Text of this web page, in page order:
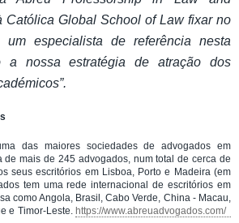
Católica Global School of Law fixar no
um especialista de referência nesta
a nossa estratégia de atração dos
das maiores sociedades de advogados em
de mais de 245 advogados, num total de cerca de
seus escritórios em Lisboa, Porto e Madeira (em
tem uma rede internacional de escritórios em
como Angola, Brasil, Cabo Verde, China - Macau,
e Timor-Leste. https://www.abreuadvogados.com/